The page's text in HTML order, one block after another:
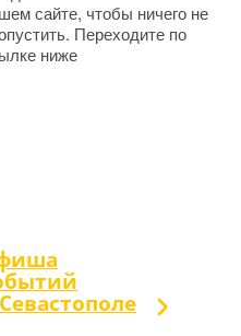
сайте, чтобы ничего не
Переходите по
ниже